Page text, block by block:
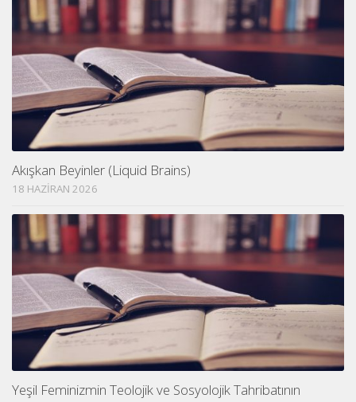
Akışkan Beyinler (Liquid Brains)
18 HAZIRAN 2026
Yeşil Feminizmin Teolojik ve Sosyolojik Tahribatının